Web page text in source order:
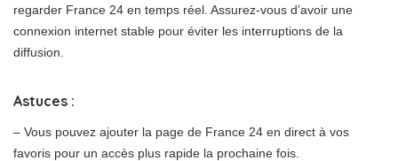
regarder France 24 en temps réel. Assurez-vous d’avoir une
connexion internet stable pour éviter les interruptions de la
diffusion.
Astuces :
– Vous pouvez ajouter la page de France 24 en direct à vos
favoris pour un accès plus rapide la prochaine fois.